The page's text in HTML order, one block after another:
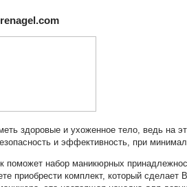
здоровые и ухоженное тело, ведь на
и эффективность, при
поможет набор маникюрных
приобрести комплект, который